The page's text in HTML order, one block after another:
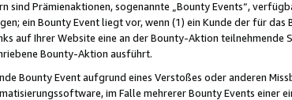
sind Prämienaktionen, sogenannte „Bounty Events“,
ein Bounty Event liegt vor, wenn (1) ein Kunde der für das
auf Ihrer Website eine an der Bounty-Aktion
Bounty-Aktion ausführt.
Bounty Event aufgrund eines Verstoßes oder anderen
im Falle mehrerer Bounty Events einer